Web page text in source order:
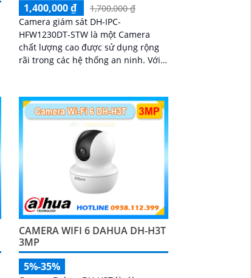
1,400,000 ₫
1,700,000 ₫
Camera giám sát DH-IPC-
HFW1230DT-STW là một Camera
chất lượng cao được sử dụng rộng
rãi trong các hệ thống an ninh. Với
tiết
CAMERA WIFI 6 DAHUA DH-H3T
3MP
5%-35%